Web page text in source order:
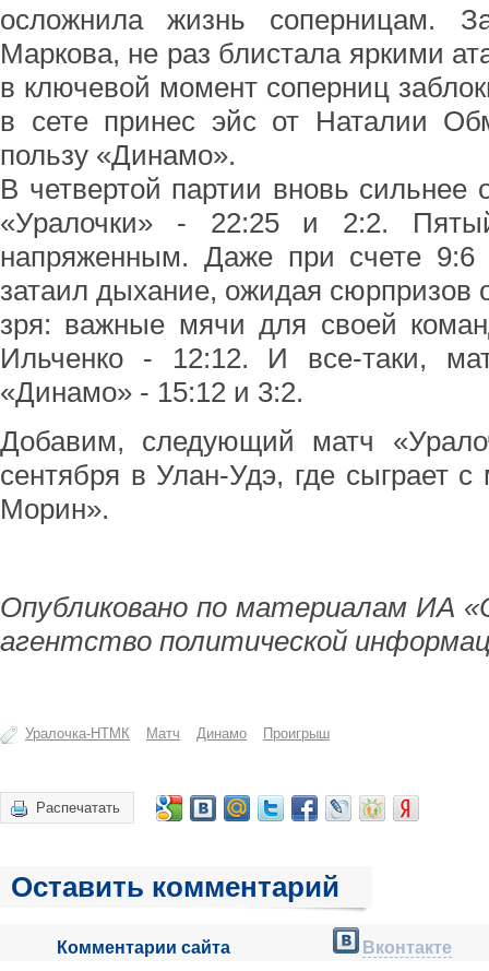
осложнила жизнь соперницам.
Маркова, не раз блистала яркими
в ключевой момент соперниц
в сете принес эйс от Наталии
пользу «Динамо».
В четвертой партии вновь сильнее
«Уралочки» - 22:25 и 2:2.
напряженным. Даже при счете 9:6
затаил дыхание, ожидая сюрпризов
зря: важные мячи для своей
Ильченко - 12:12. И все-таки,
«Динамо» - 15:12 и 3:2.
Добавим, следующий матч
сентября в Улан-Удэ, где сыграет
Морин».
Опубликовано по материалам ИА
агентство политической
Уралочка-НТМК Матч Динамо Проигрыш
Распечатать
Оставить комментарий
Комментарии сайта Вконтакте